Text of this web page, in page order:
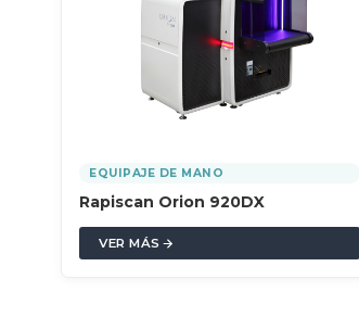
EQUIPAJE DE MANO
Rapiscan Orion 920DX
VER MÁS